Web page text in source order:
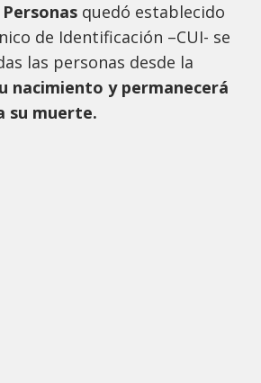
quedó establecido
de Identificación –CUI- se
las personas desde la
nacimiento y permanecerá
su muerte.